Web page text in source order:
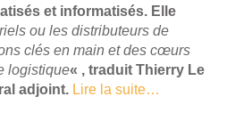
et informatisés. Elle
ou les distributeurs de
clés en main et des cœurs
logistique« , traduit Thierry Le
adjoint. Lire la suite…